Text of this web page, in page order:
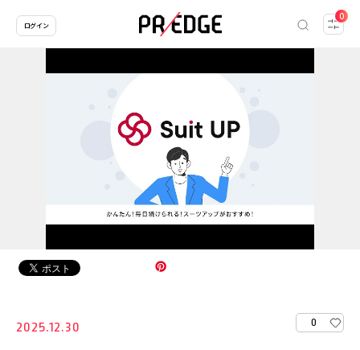
0
ログイン
2025.12.30 0